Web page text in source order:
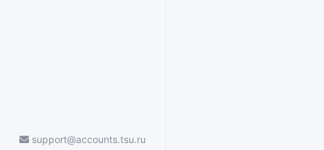
support@accounts.tsu.ru